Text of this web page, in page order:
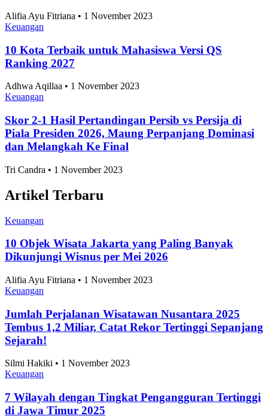
Alifia Ayu Fitriana • 1 November 2023
Keuangan
10 Kota Terbaik untuk Mahasiswa Versi QS
Ranking 2027
Adhwa Aqillaa • 1 November 2023
Keuangan
Skor 2-1 Hasil Pertandingan Persib vs Persija di
Piala Presiden 2026, Maung Perpanjang Dominasi
dan Melangkah Ke Final
Tri Candra • 1 November 2023
Artikel Terbaru
Keuangan
10 Objek Wisata Jakarta yang Paling Banyak
Dikunjungi Wisnus per Mei 2026
Alifia Ayu Fitriana • 1 November 2023
Keuangan
Jumlah Perjalanan Wisatawan Nusantara 2025
Tembus 1,2 Miliar, Catat Rekor Tertinggi Sepanjang
Sejarah!
Silmi Hakiki • 1 November 2023
Keuangan
7 Wilayah dengan Tingkat Pengangguran Tertinggi
di Jawa Timur 2025